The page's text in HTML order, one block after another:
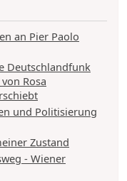
an Pier Paolo
Deutschlandfunk
Rosa
und Politisierung
Zustand
- Wiener